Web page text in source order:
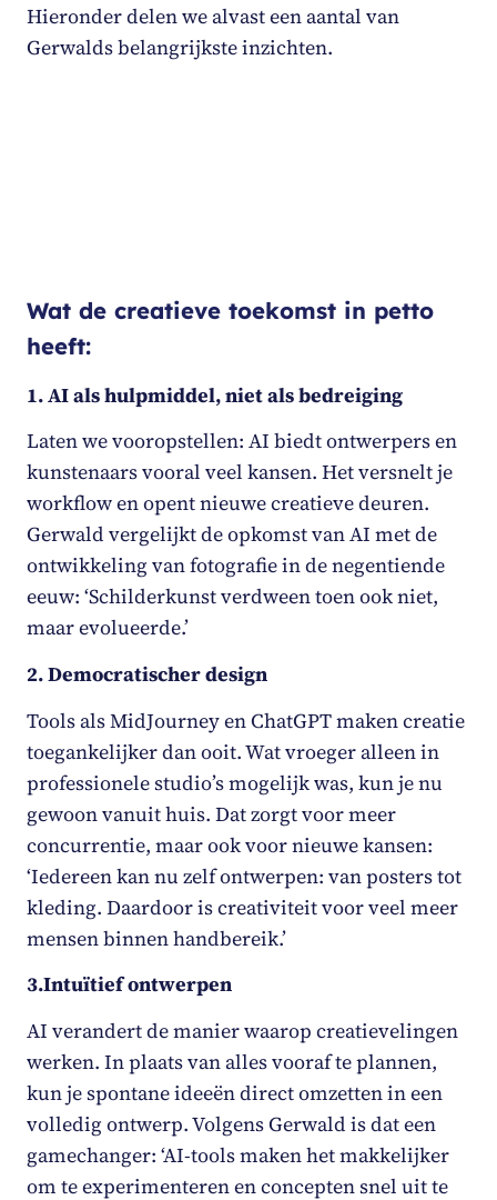
Hieronder delen we alvast een aantal van
Gerwalds belangrijkste inzichten.
Wat de creatieve toekomst in petto
heeft:
1. AI als hulpmiddel, niet als bedreiging
Laten we vooropstellen: AI biedt ontwerpers en
kunstenaars vooral veel kansen. Het versnelt je
workflow en opent nieuwe creatieve deuren.
Gerwald vergelijkt de opkomst van AI met de
ontwikkeling van fotografie in de negentiende
eeuw: ‘Schilderkunst verdween toen ook niet,
maar evolueerde.’
2.Democratischer design
Tools als MidJourney en ChatGPT maken creatie
toegankelijker dan ooit. Wat vroeger alleen in
professionele studio’s mogelijk was, kun je nu
gewoon vanuit huis. Dat zorgt voor meer
concurrentie, maar ook voor nieuwe kansen:
‘Iedereen kan nu zelf ontwerpen: van posters tot
kleding. Daardoor is creativiteit voor veel meer
mensen binnen handbereik.’
3.Intuïtief ontwerpen
AI verandert de manier waarop creatievelingen
werken. In plaats van alles vooraf te plannen,
kun je spontane ideeën direct omzetten in een
volledig ontwerp. Volgens Gerwald is dat een
gamechanger: ‘AI-tools maken het makkelijker
om te experimenteren en concepten snel uit te